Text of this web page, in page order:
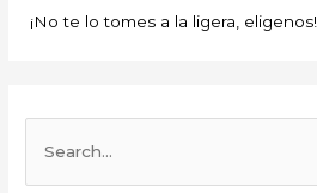
¡No te lo tomes a la ligera, eligenos!